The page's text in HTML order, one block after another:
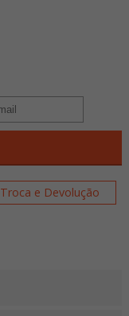
Troca e Devolução